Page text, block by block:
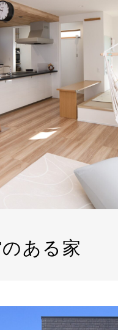
ある家